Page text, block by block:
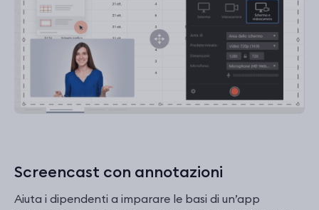
Screencast con annotazioni
Aiuta i dipendenti a imparare le basi di un’app